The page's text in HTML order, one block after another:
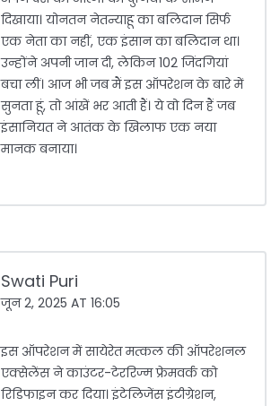
दिखाया। योनतन नेतन्याहू का बलिदान सिर्फ
एक नेता का नहीं, एक इंसान का बलिदान था।
उन्होंने अपनी जान दी, लेकिन 102 जिंदगियां
बचा लीं। आज भी जब मैं इस ऑपरेशन के बारे में
सुनता हूं, तो आंखें भर आती हैं। ये वो दिन हैं जब
इंसानियत ने आतंक के खिलाफ एक नया
मानक बनाया।
Swati Puri
जून 2, 2025 AT 16:05
इस ऑपरेशन में सायेरेत मत्कल की ऑपरेशनल
एक्सेलेंस ने काउंटर-टेररिज्म फ्रेमवर्क को
रिडिफाइन कर दिया। इंटेलिजेंस इंटीग्रेशन,